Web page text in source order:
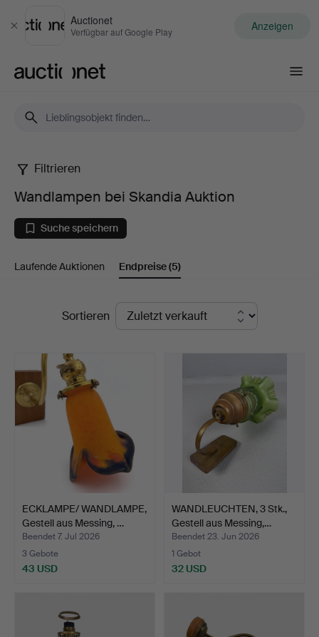
Schließen
Auctionet
Verfügbar auf Google Play Anzeigen
Wandlampen
bei
Skandia
Auktion
Filtrieren
Wandlampen bei Skandia Auktion
Suche speichern
Laufende Auktionen Endpreise(5)
EndpreiseSortieren
ECKLAMPE/ WANDLAMPE,
Gestell aus Messing, …
Beendet 7. Jul 2026
3 Gebote
43 USD
WANDLEUCHTEN, 3 Stk.,
Gestell aus Messing,…
Beendet 23. Jun 2026
1 Gebot
32 USD